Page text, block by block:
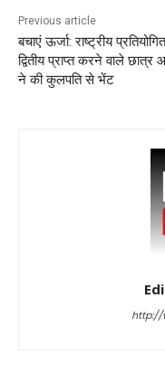
k
Previous article
बचाएं ऊर्जा: राष्ट्रीय
द्वितीय प्राप्त करने वाले छात्र
ने की कुलपति से भेंट
http://